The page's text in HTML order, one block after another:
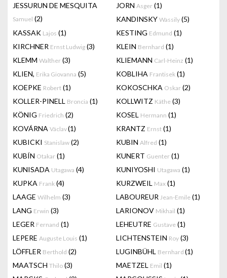
JESSURUN DE MESQUITA
Samuel (2)
JORN Asger (1)
KANDINSKY Wassily (5)
KASSAK Lajos (1) KESTING Edmund (1)
KIRCHNER Ernst Ludwig (3) KLEIN Bernhard (1)
KLEMM Walther (3) KLIEMANN Carl-Heinz (1)
KLIEN, Erika Giovanna (5) KOBLIHA Frantisek (1)
KOEPKE Robert (1) KOKOSCHKA Oskar (2)
KOLLER-PINELL Broncia (1) KOLLWITZ Käthe (3)
KÖNIG Friedrich (2) KOSEL Hermann (1)
KOVÁRNA Václav(1) KRANTZ Ernst (1)
KUBICKI Stanislaw (2) KUBIN Alfred (1)
KUBÍN Otakar (1) KUNERT Guenter (1)
KUNISADA Utagawa (4) KUNIYOSHI Utagawa (1)
KUPKA Frank (4) KURZWEIL Max (1)
LAAGE Wilhelm (3) LABOUREUR Jean-Emile (1)
LANG Erwin (3) LARIONOV Mikhail (1)
LEGER Fernand (1) LEHEUTRE Gustave (1)
LEPERE Auguste Louis (1) LICHTENSTEIN Roy (3)
LÖFFLER Berthold (2) LUGINBÜHL Bernhard (1)
MAATSCH Thilo (3) MAETZEL Emil (1)